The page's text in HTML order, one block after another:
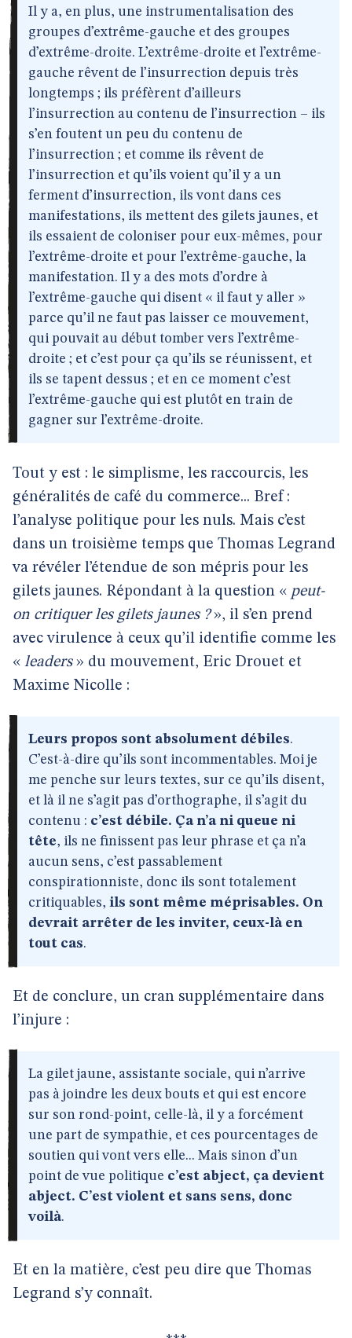
Il y a, en plus, une instrumentalisation des
groupes d’extrême-gauche et des groupes
d’extrême-droite. L’extrême-droite et l’extrême-
gauche rêvent de l’insurrection depuis très
longtemps ; ils préfèrent d’ailleurs
l’insurrection au contenu de l’insurrection – ils
s’en foutent un peu du contenu de
l’insurrection ; et comme ils rêvent de
l’insurrection et qu’ils voient qu’il y a un
ferment d’insurrection, ils vont dans ces
manifestations, ils mettent des gilets jaunes, et
ils essaient de coloniser pour eux-mêmes, pour
l’extrême-droite et pour l’extrême-gauche, la
manifestation. Il y a des mots d’ordre à
l’extrême-gauche qui disent « il faut y aller »
parce qu’il ne faut pas laisser ce mouvement,
qui pouvait au début tomber vers l’extrême-
droite ; et c’est pour ça qu’ils se réunissent, et
ils se tapent dessus ; et en ce moment c’est
l’extrême-gauche qui est plutôt en train de
gagner sur l’extrême-droite.
Tout y est : le simplisme, les raccourcis, les
généralités de café du commerce... Bref :
l’analyse politique pour les nuls. Mais c’est
dans un troisième temps que Thomas Legrand
va révéler l’étendue de son mépris pour les
gilets jaunes. Répondant à la question « peut-
on critiquer les gilets jaunes ?», il s’en prend
avec virulence à ceux qu’il identifie comme les
« leaders» du mouvement, Eric Drouet et
Maxime Nicolle :
Leurs propos sont absolument débiles.
C’est-à-dire qu’ils sont incommentables. Moi je
me penche sur leurs textes, sur ce qu’ils disent,
et là il ne s’agit pas d’orthographe, il s’agit du
contenu : c’est débile. Ça n’a ni queue ni
tête, ils ne finissent pas leur phrase et ça n’a
aucun sens, c’est passablement
conspirationniste, donc ils sont totalement
critiquables, ils sont même méprisables. On
devrait arrêter de les inviter, ceux-là en
tout cas.
Et de conclure, un cran supplémentaire dans
l’injure :
La gilet jaune, assistante sociale, qui n’arrive
pas à joindre les deux bouts et qui est encore
sur son rond-point, celle-là, il y a forcément
une part de sympathie, et ces pourcentages de
soutien qui vont vers elle... Mais sinon d’un
point de vue politique c’est abject, ça devient
abject. C’est violent et sans sens, donc
voilà.
Et en la matière, c’est peu dire que Thomas
Legrand s’y connaît.